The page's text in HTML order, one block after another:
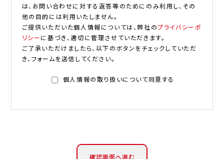
は、お問い合わせに対する返答等のためにのみ利用し、その
他の目的には利用いたしません。
ご提供いただいた個人情報については、弊社のプライバシーポ
リシーに基づき、適切に管理させていただきます。
ご了承いただけましたら、以下のボタンをチェックしていただ
き、フォームを送信してください。
個人情報の取り扱いについて同意する